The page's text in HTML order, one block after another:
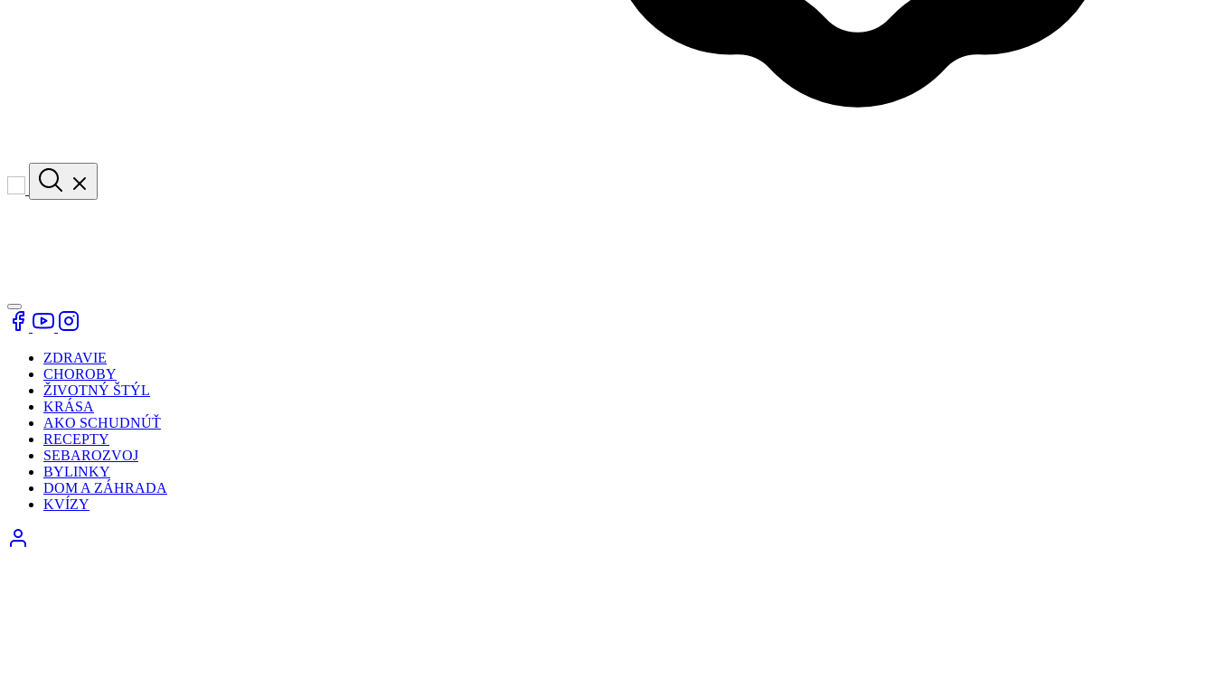
ZDRAVIE
CHOROBY
ŽIVOTNÝ ŠTÝL
KRÁSA
AKO SCHUDNÚŤ
RECEPTY
SEBAROZVOJ
BYLINKY
DOM A ZÁHRADA
KVÍZY